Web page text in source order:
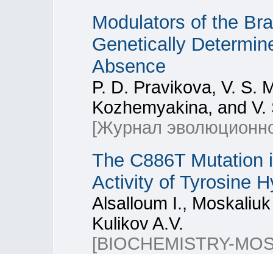
Modulators of the
Genetically
Absence
P. D. Pravikova, V. S.
Kozhemyakina, and
[Журнал
The C886T Mutation
Activity of Tyrosine
Alsalloum I.,
Kulikov A.V.
[BIOCHEMISTRY-